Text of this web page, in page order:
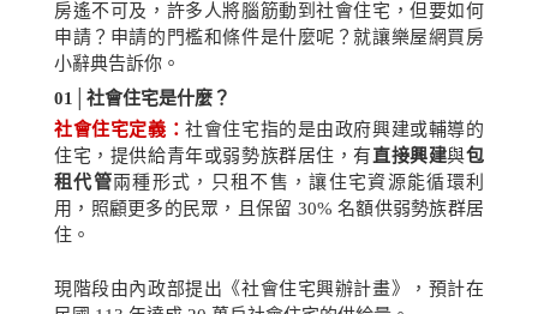
房遙不可及，許多人將腦筋動到社會住宅，但要如何
申請？申請的門檻和條件是什麼呢？就讓樂屋網買房
小辭典告訴你 。
01│ 社會住宅是什麼？
社會住宅定義：社會住宅指的是由政府興建或輔導的
住宅，提供給青年或弱勢族群居住，有直接興建與包
租代管兩種形式，只租不售，讓住宅資源能循環利
用，照顧更多的民眾，且保留 30% 名額供弱勢族群居
住。
現階段由內政部提出《社會住宅興辦計畫》，預計在